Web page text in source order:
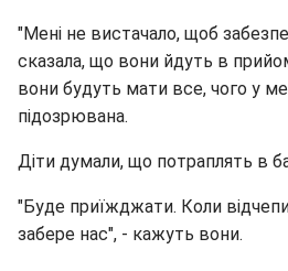
"Мені не вистачало, щоб
сказала, що вони йдуть в
вони будуть мати все, чого у
підозрювана.
Діти думали, що потраплять в
"Буде приїжджати. Коли
забере нас", - кажуть вони.